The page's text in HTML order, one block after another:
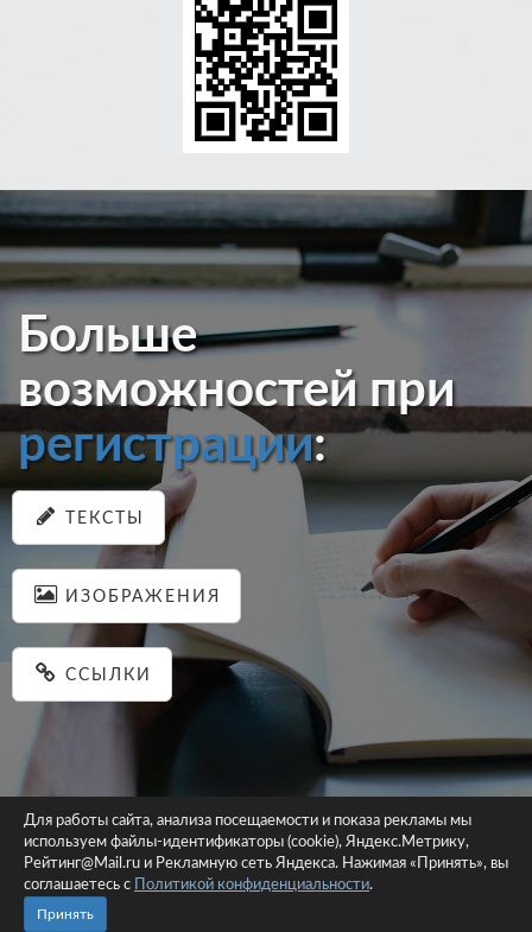
Больше
возможностей при
регистрации:
ТЕКСТЫ
ИЗОБРАЖЕНИЯ
ССЫЛКИ
© 2026 pastein.ru |Пользовательское соглашение|Политика
конфиденциальности
Для работы сайта, анализа посещаемости и показа рекламы мы
используем файлы-идентификаторы (cookie), Яндекс.Метрику,
Рейтинг@Mail.ru и Рекламную сеть Яндекса. Нажимая «Принять», вы
соглашаетесь с
Политикой конфиденциальности.
Принять